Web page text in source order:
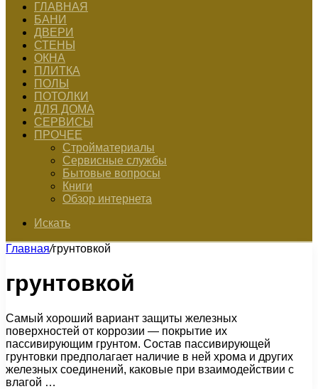
ГЛАВНАЯ
БАНИ
ДВЕРИ
СТЕНЫ
ОКНА
ПЛИТКА
ПОЛЫ
ПОТОЛКИ
ДЛЯ ДОМА
СЕРВИСЫ
ПРОЧЕЕ
Стройматериалы
Сервисные службы
Бытовые вопросы
Книги
Обзор интернета
Искать
Главная/грунтовкой
грунтовкой
Самый хороший вариант защиты железных
поверхностей от коррозии — покрытие их
пассивирующим грунтом. Состав пассивирующей
грунтовки предполагает наличие в ней хрома и других
железных соединений, каковые при взаимодействии с
влагой …